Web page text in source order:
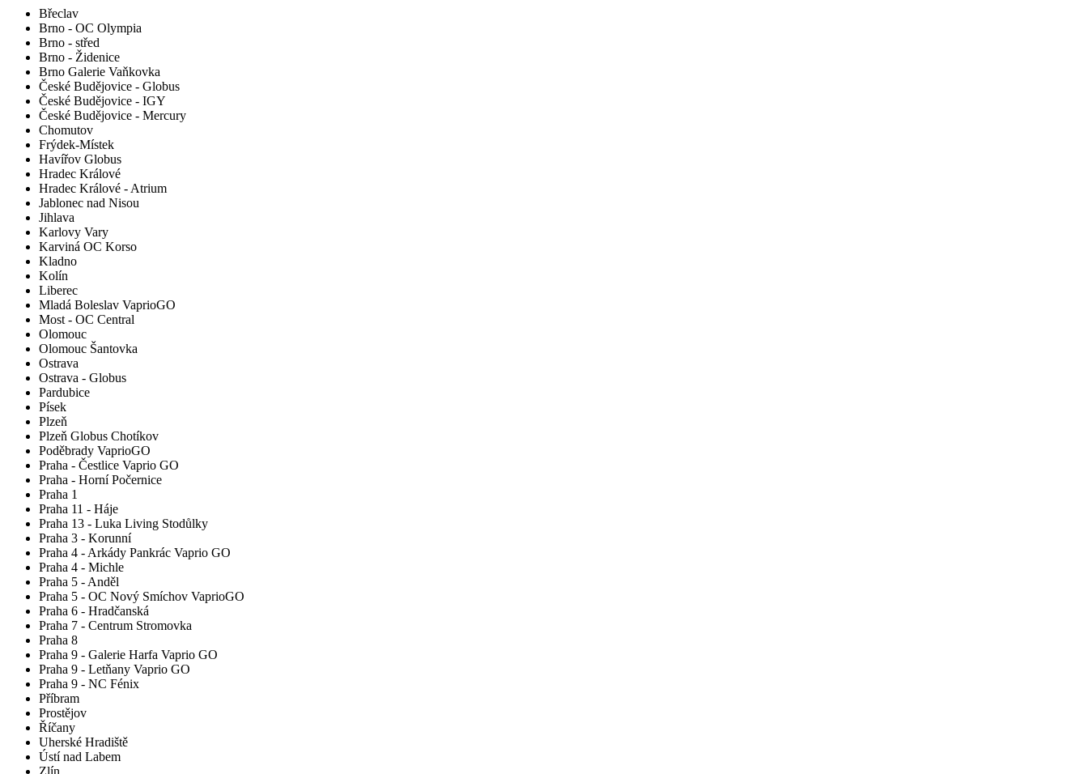
Břeclav
Brno - OC Olympia
Brno - střed
Brno - Židenice
Brno Galerie Vaňkovka
České Budějovice - Globus
České Budějovice - IGY
České Budějovice - Mercury
Chomutov
Frýdek-Místek
Havířov Globus
Hradec Králové
Hradec Králové - Atrium
Jablonec nad Nisou
Jihlava
Karlovy Vary
Karviná OC Korso
Kladno
Kolín
Liberec
Mladá Boleslav VaprioGO
Most - OC Central
Olomouc
Olomouc Šantovka
Ostrava
Ostrava - Globus
Pardubice
Písek
Plzeň
Plzeň Globus Chotíkov
Poděbrady VaprioGO
Praha - Čestlice Vaprio GO
Praha - Horní Počernice
Praha 1
Praha 11 - Háje
Praha 13 - Luka Living Stodůlky
Praha 3 - Korunní
Praha 4 - Arkády Pankrác Vaprio GO
Praha 4 - Michle
Praha 5 - Anděl
Praha 5 - OC Nový Smíchov VaprioGO
Praha 6 - Hradčanská
Praha 7 - Centrum Stromovka
Praha 8
Praha 9 - Galerie Harfa Vaprio GO
Praha 9 - Letňany Vaprio GO
Praha 9 - NC Fénix
Příbram
Prostějov
Říčany
Uherské Hradiště
Ústí nad Labem